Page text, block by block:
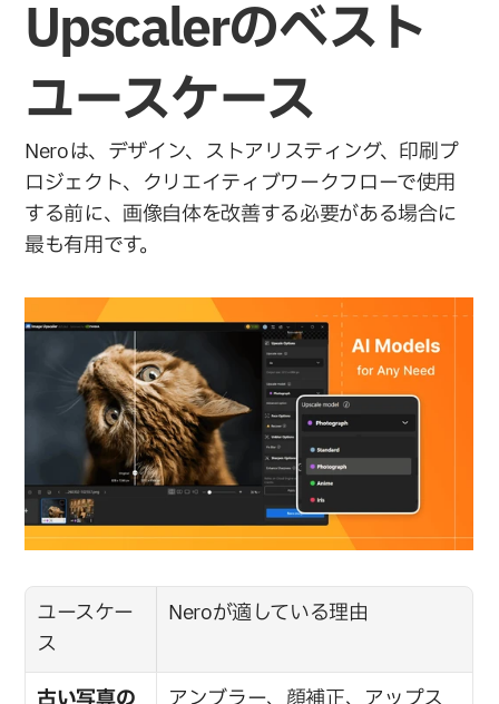
Upscalerのベスト
ユースケース
Neroは、デザイン、ストアリスティング、印刷プ
ロジェクト、クリエイティブワークフローで使用
する前に、画像自体を改善する必要がある場合に
最も有用です。
ユースケー
ス
Neroが適している理由